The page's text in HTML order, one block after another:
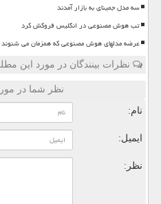
سه مدل جمینای به بازار آمدند
تب هوش مصنوعی در انگلیس فروکش کرد
عرضه مدلهای هوش مصنوعی که همزمان می
نظرات بینندگان در مورد این
نظر شما در
نام:
ایمیل:
نظر: